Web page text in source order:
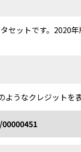
セットです。2020
うなクレジットを